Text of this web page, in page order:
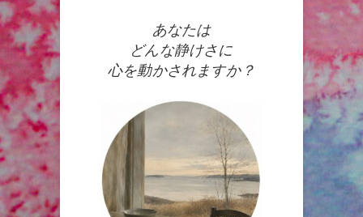
あなたは
どんな静けさに
心を動かされますか？